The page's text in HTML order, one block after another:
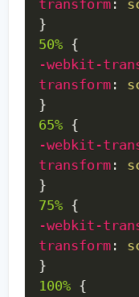
transform :
}
50% {
-webkit-
transform :
}
65% {
-webkit-
transform :
}
75% {
-webkit-
transform :
}
100% {